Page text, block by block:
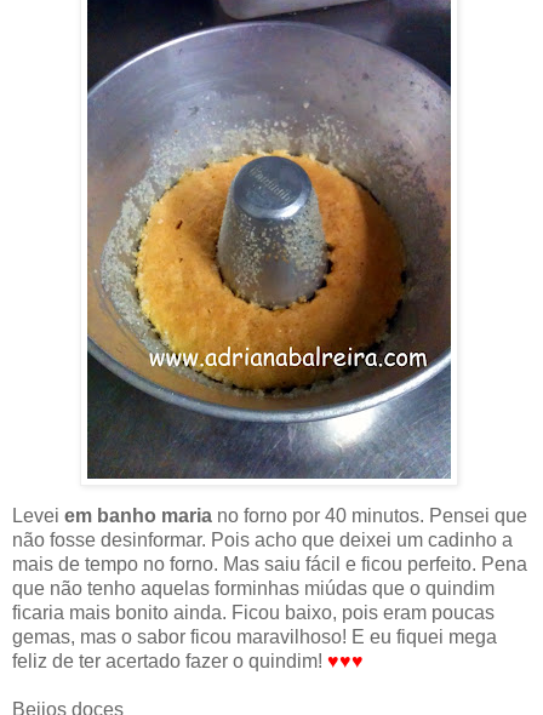
Levei em banho maria no forno por 40 minutos. Pensei que
não fosse desinformar. Pois acho que deixei um cadinho a
mais de tempo no forno. Mas saiu fácil e ficou perfeito. Pena
que não tenho aquelas forminhas miúdas que o quindim
ficaria mais bonito ainda. Ficou baixo, pois eram poucas
gemas, mas o sabor ficou maravilhoso! E eu fiquei mega
feliz de ter acertado fazer o quindim! ♥♥♥
Beijos doces